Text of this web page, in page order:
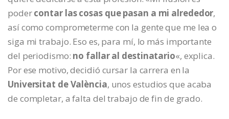
podercontar las cosas que pasan a mi alrededor,
así como comprometerme con la gente que me lea o
siga mi trabajo. Eso es, para mí, lo más importante
del periodismo: no fallar al destinatario«, explica.
Por ese motivo, decidió cursar la carrera en la
Universitat de València, unos estudios que acaba
de completar, a falta del trabajo de fin de grado.